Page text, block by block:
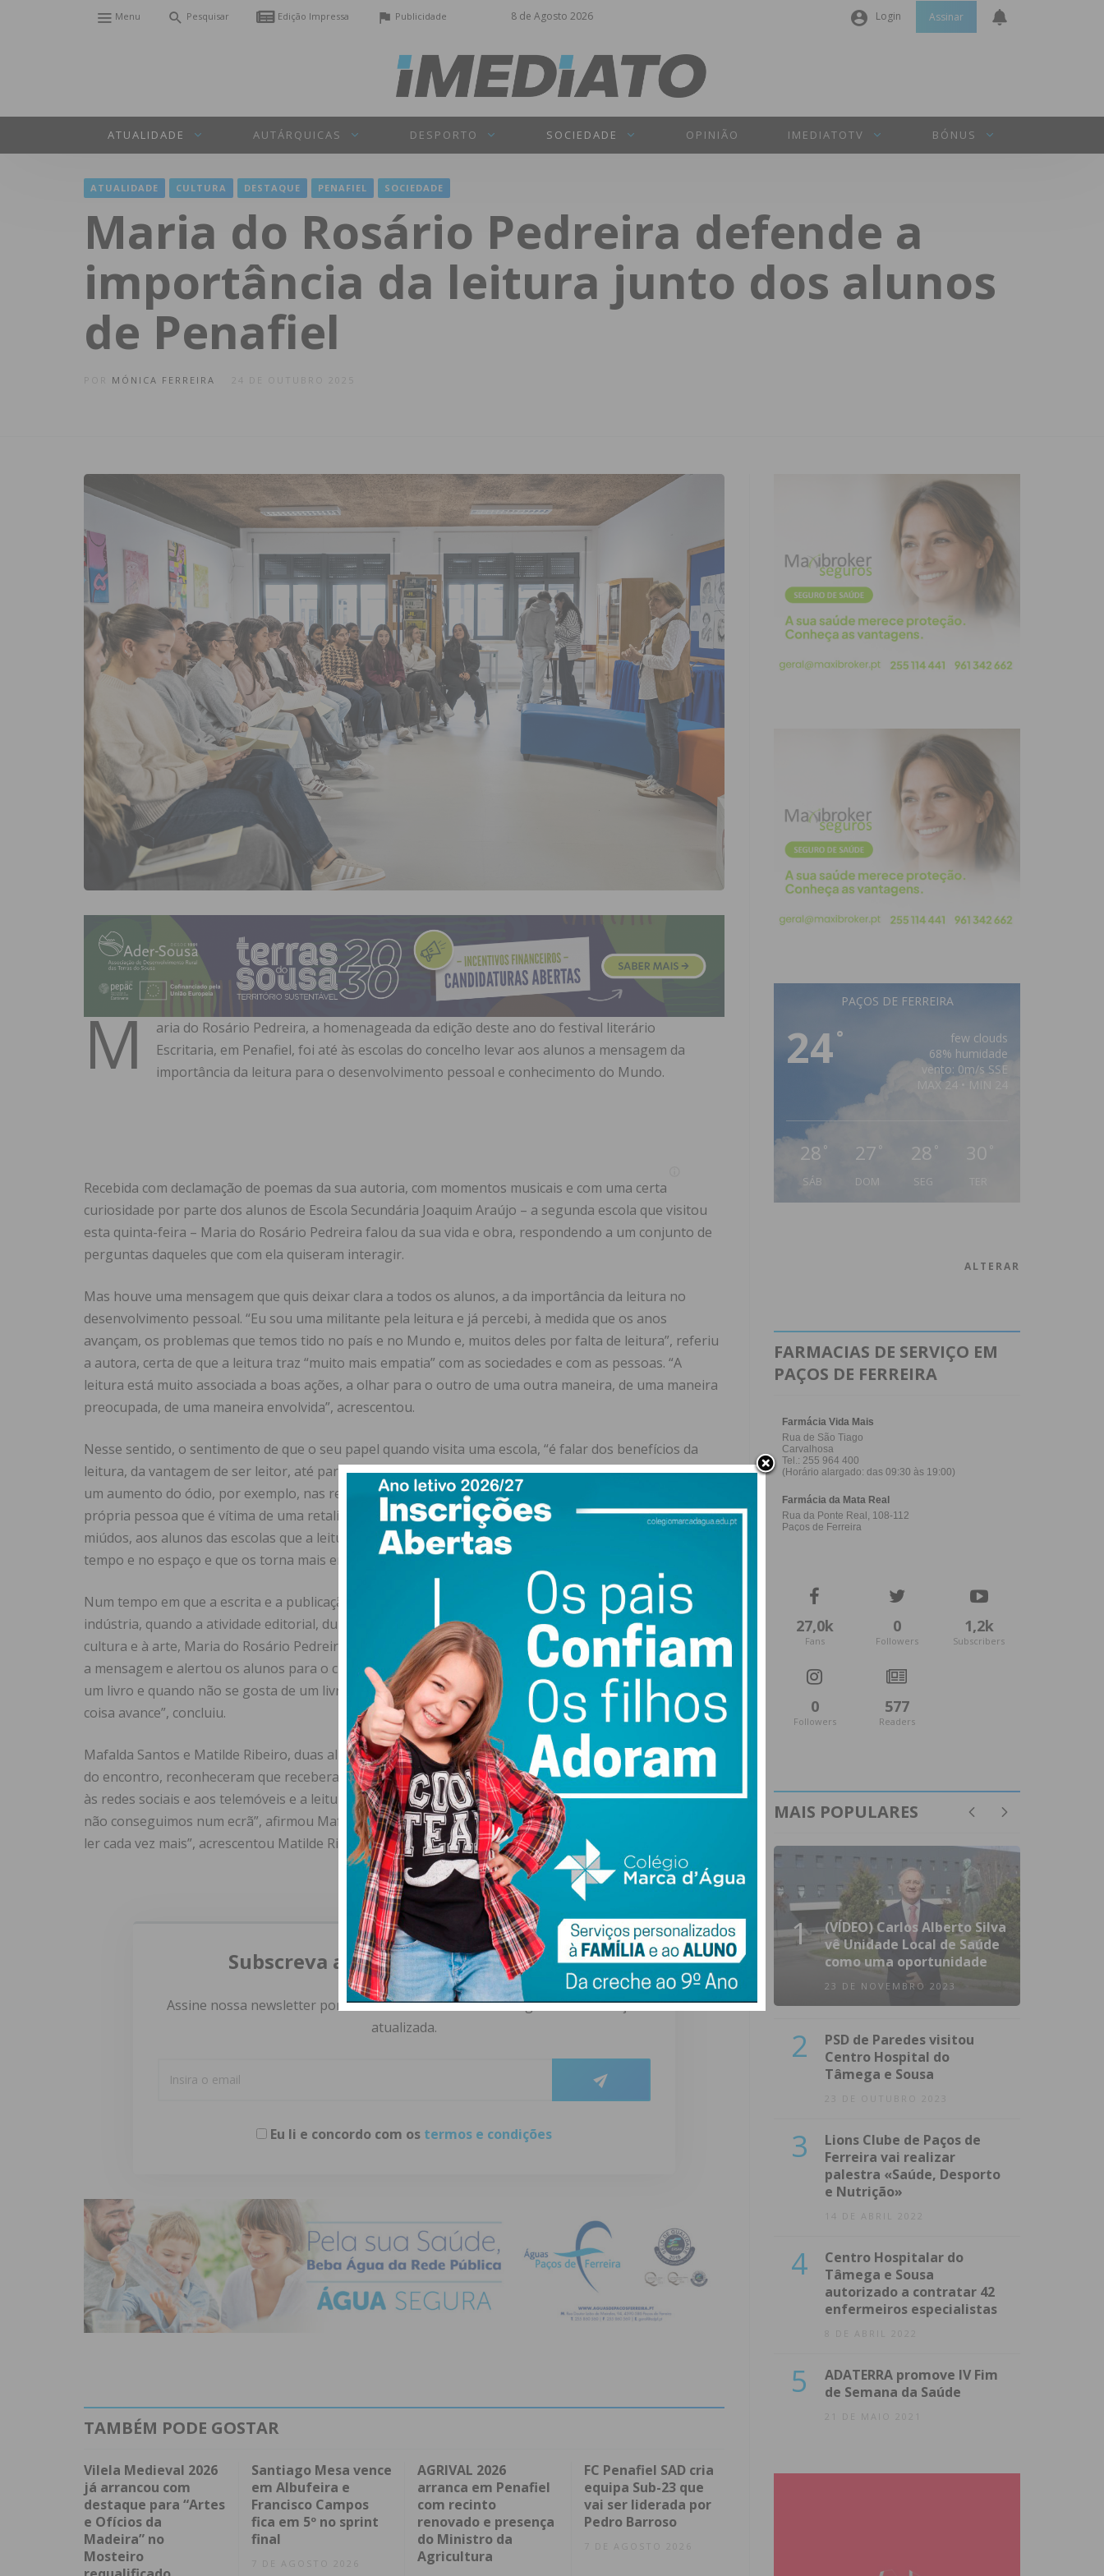
8 de Agosto 2026
Menu Pesquisar Edição Impressa Publicidade Login
Senha
INICIAR SESSÃO
Perdeu a sua senha?
Assinar
ATUALIDADE AUTÁRQUICAS DESPORTO SOCIEDADE OPINIÃO IMEDIATOTV BÓNUS
ATUALIDADE CULTURA DESTAQUE PENAFIEL SOCIEDADE
Maria do Rosário Pedreira defende a
importância da leitura junto dos alunos
de Penafiel
MÓNICA FERREIRA 24 DE OUTUBRO 2025
M
aria do Rosário Pedreira, a homenageada da edição deste ano do festival literário
Escritaria, em Penafiel, foi até às escolas do concelho levar aos alunos a mensagem da
importância da leitura para o desenvolvimento pessoal e conhecimento do Mundo.
Recebida com declamação de poemas da sua autoria, com momentos musicais e com uma certa
curiosidade por parte dos alunos de Escola Secundária Joaquim Araújo – a segunda escola que visitou
esta quinta-feira – Maria do Rosário Pedreira falou da sua vida e obra, respondendo a um conjunto de
perguntas daqueles que com ela quiseram interagir.
Mas houve uma mensagem que quis deixar clara a todos os alunos, a da importância da leitura no
desenvolvimento pessoal. “Eu sou uma militante pela leitura e já percebi, à medida que os anos
avançam, os problemas que temos tido no país e no Mundo e, muitos deles por falta de leitura”, referiu
a autora, certa de que a leitura traz “muito mais empatia” com as sociedades e com as pessoas. “A
leitura está muito associada a boas ações, a olhar para o outro de uma outra maneira, de uma maneira
preocupada, de uma maneira envolvida”, acrescentou.
Nesse sentido, o sentimento de que o seu papel quando visita uma escola, “é falar dos benefícios da
leitura, da vantagem de ser leitor, até para os proteger deles próprios, porque temos vindo a assistir a
um aumento do ódio, por exemplo, nas redes sociais, que acaba por perturbar não só uma outra, mas a
própria pessoa que é vítima de uma retaliação”. E, por isso, defendeu, “temos que ensinar, desde muito
miúdos, aos alunos das escolas que a leitura é uma coisa que lhes dá conhecimento, que os faz viajar no
tempo e no espaço e que os torna mais empáticos com o outro”.
Num tempo em que a escrita e a publicação de livros se vulgarizaram, “porque passou tudo a ser uma
indústria, quando a atividade editorial, durante muitos anos, era uma atividade muito mais ligada à
cultura e à arte, Maria do Rosário Pedreira está certa de que as suas visitas às escolas ajudam a passar
a mensagem e alertou os alunos para o clique, em vez de desistirem de ler. “Há um clique que se dá com
um livro e quando não se gosta de um livro, há muitos outros e algum vai fazer o clique e a partir daí a
coisa avance”, concluiu.
Mafalda Santos e Matilde Ribeiro, duas alunas do 12.º ano da Escola Secundária Joaquim Araújo, no final
do encontro, reconheceram que receberam a mensagem. “No mundo atual, nós estamos muito ligados
às redes sociais e aos telemóveis e a leitura acaba por captar várias aptidões ao mesmo tempo, o que
não conseguimos num ecrã”, afirmou Mafalda Sousa. “Desta conversa, retirei bastante a necessidade de
ler cada vez mais”, acrescentou Matilde Ribeiro.
Subscreva a newsletter do Imediato
Assine nossa newsletter por e-mail e obtenha de forma regular a informação
atualizada.
Eu li e concordo com os termos e condições
TAMBÉM PODE GOSTAR
Vilela Medieval 2026
já arrancou com
destaque para “Artes
e Ofícios da
Madeira” no
Mosteiro
Santiago Mesa vence
em Albufeira e
Francisco Campos
fica em 5º no sprint
final
7 DE AGOSTO 2026
AGRIVAL 2026
arranca em Penafiel
com recinto
renovado e presença
do Ministro da
Agricultura
FC Penafiel SAD cria
equipa Sub-23 que
vai ser liderada por
Pedro Barroso
7 DE AGOSTO 2026
PAÇOS DE FERREIRA
24°
few clouds
68% humidade
vento: 0m/s SSE
MAX 24 • MIN 24
28 °
SÁB
27 °
DOM
28 °
SEG
30 °
ALTERAR
FARMACIAS DE SERVIÇO EM
PAÇOS DE FERREIRA
27,0k
Fans
0
Followers
1,2k
Subscribers
0
Followers
577
Readers
MAIS POPULARES
1
(VÍDEO) Carlos Alberto Silva
vê Unidade Local de Saúde
como uma oportunidade
23 DE NOVEMBRO 2023
2
PSD de Paredes visitou
Centro Hospital do
Tâmega e Sousa
23 DE OUTUBRO 2023
3
Lions Clube de Paços de
Ferreira vai realizar
palestra «Saúde, Desporto
e Nutrição»
14 DE ABRIL 2022
4
Centro Hospitalar do
Tâmega e Sousa
autorizado a contratar 42
enfermeiros especialistas
8 DE ABRIL 2022
5
ADATERRA promove IV Fim
de Semana da Saúde
21 DE MAIO 2021